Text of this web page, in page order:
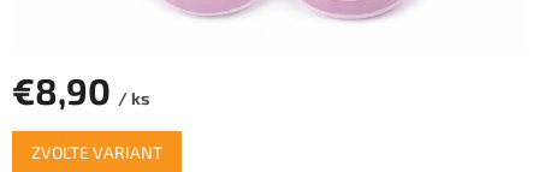
€8,90 / ks
Jednotková
cena:
ZVOĽTE VARIANT